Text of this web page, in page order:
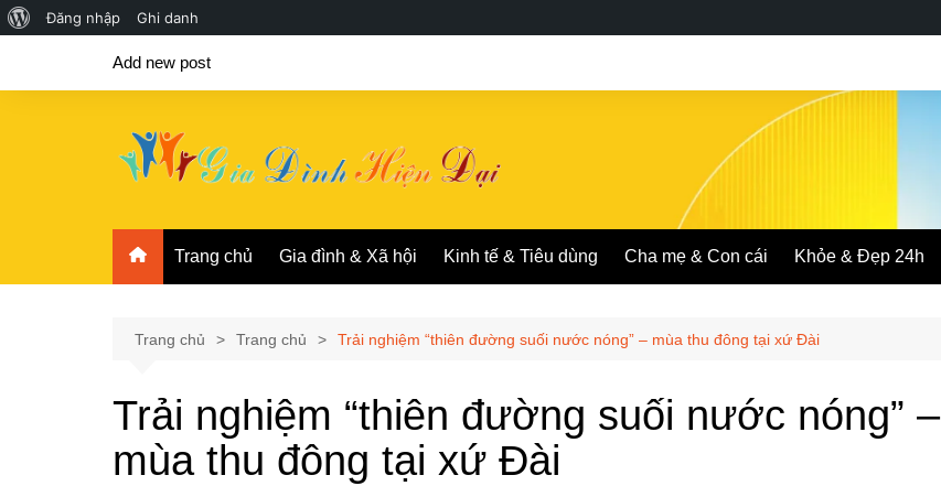
Giới
về
Đăng nhập Ghi danh
Add new post
Trang chủ Gia đình & Xã hội Kinh tế & Tiêu dùng Cha mẹ & Con cái Khỏe & Đẹp 24h
Trang chủ Trang chủ Trải nghiệm “thiên đường suối nước nóng” – mùa thu đông tại xứ Đài
Trải nghiệm “thiên đường suối nước nóng” –
mùa thu đông tại xứ Đài